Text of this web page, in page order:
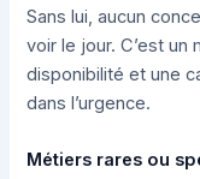
Sans lui, aucun
voir le jour. C’est
disponibilité et une
dans l’urgence.
Métiers rares ou